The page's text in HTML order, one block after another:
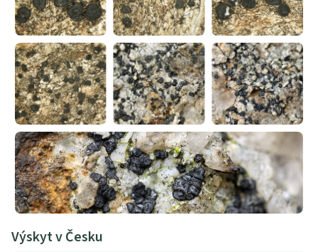
Výskyt v Česku